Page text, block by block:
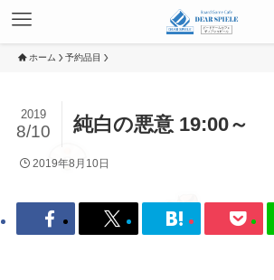
ホーム 予約品目
純白の悪意 19:00～
2019
8/10
2019年8月10日